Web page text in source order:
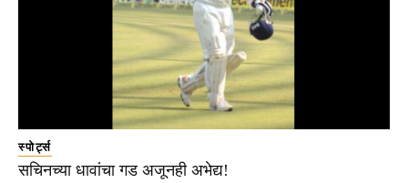
स्पोर्ट्स
सचिनच्या धावांचा गड अजूनही अभेद्य!